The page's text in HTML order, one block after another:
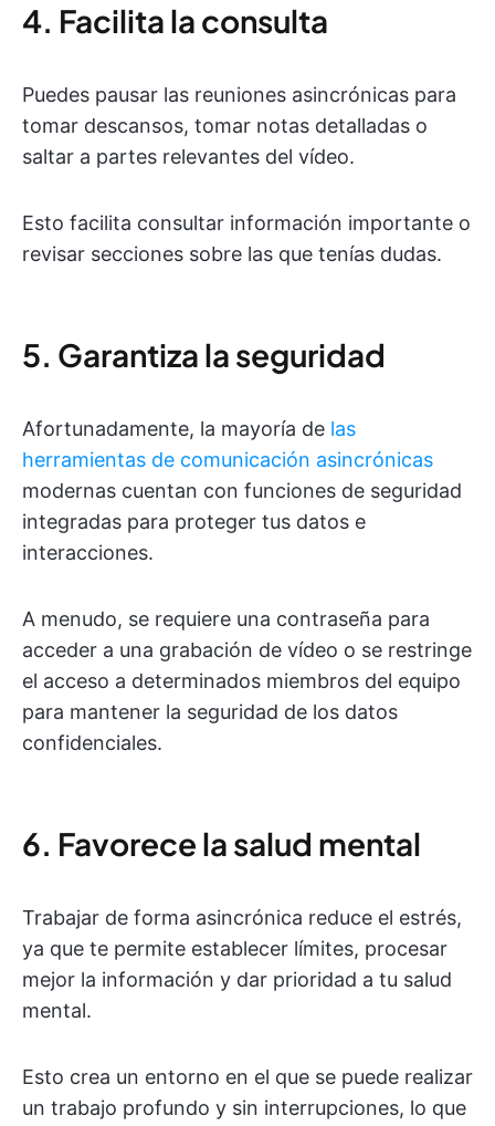
4. Facilita la consulta
Puedes pausar las reuniones asincrónicas para
tomar descansos, tomar notas detalladas o
saltar a partes relevantes del vídeo.
Esto facilita consultar información importante o
revisar secciones sobre las que tenías dudas.
5. Garantiza la seguridad
Afortunadamente, la mayoría de las
herramientas de comunicación asincrónicas
modernas cuentan con funciones de seguridad
integradas para proteger tus datos e
interacciones.
A menudo, se requiere una contraseña para
acceder a una grabación de vídeo o se restringe
el acceso a determinados miembros del equipo
para mantener la seguridad de los datos
confidenciales.
6. Favorece la salud mental
Trabajar de forma asincrónica reduce el estrés,
ya que te permite establecer límites, procesar
mejor la información y dar prioridad a tu salud
mental.
Esto crea un entorno en el que se puede realizar
un trabajo profundo y sin interrupciones, lo que